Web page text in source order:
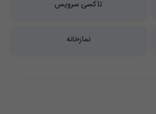
تاکسی سرویس
نمازخانه